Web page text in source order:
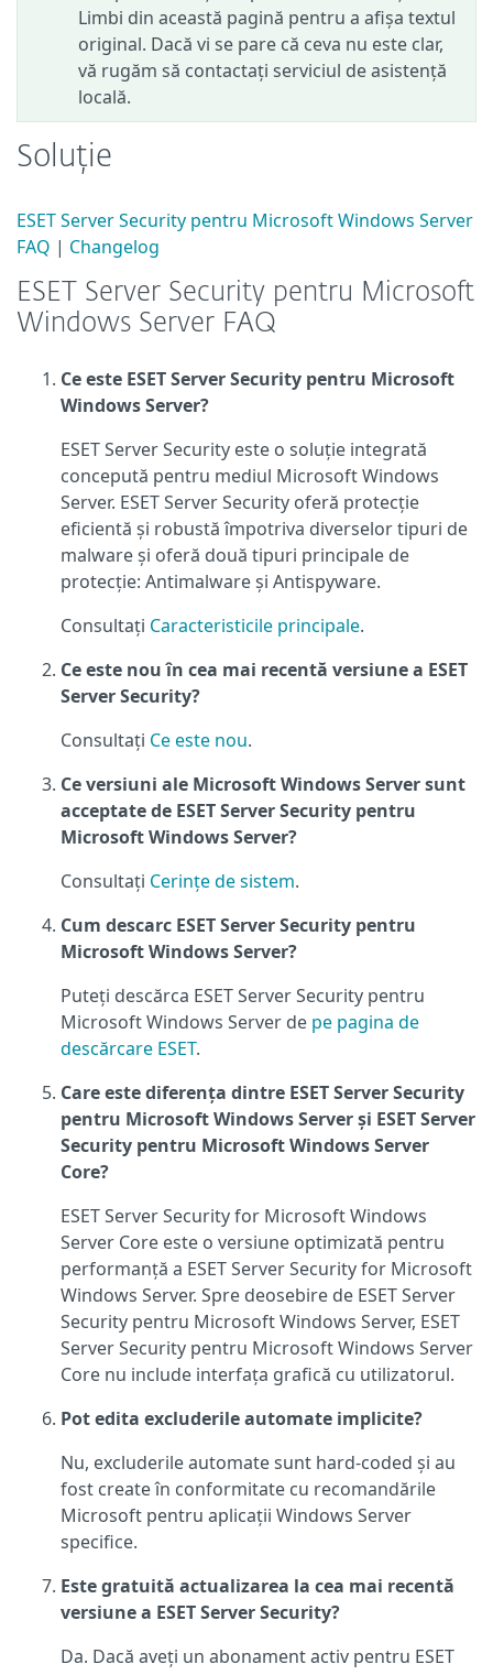
Limbi din această pagină pentru a afișa textul
original. Dacă vi se pare că ceva nu este clar,
vă rugăm să contactați serviciul de asistență
locală.
Soluție
ESET Server Security pentru Microsoft Windows Server
FAQ | Changelog
ESET Server Security pentru Microsoft
Windows Server FAQ
Ce este ESET Server Security pentru Microsoft
Windows Server?
ESET Server Security este o soluție integrată
concepută pentru mediul Microsoft Windows
Server. ESET Server Security oferă protecție
eficientă și robustă împotriva diverselor tipuri de
malware și oferă două tipuri principale de
protecție: Antimalware și Antispyware.
Consultați Caracteristicile principale.
Ce este nou în cea mai recentă versiune a ESET
Server Security?
Consultați Ce este nou.
Ce versiuni ale Microsoft Windows Server sunt
acceptate de ESET Server Security pentru
Microsoft Windows Server?
Consultați Cerințe de sistem.
Cum descarc ESET Server Security pentru
Microsoft Windows Server?
Puteți descărca ESET Server Security pentru
Microsoft Windows Server de pe pagina de
descărcare ESET.
Care este diferența dintre ESET Server Security
pentru Microsoft Windows Server și ESET Server
Security pentru Microsoft Windows Server
Core?
ESET Server Security for Microsoft Windows
Server Core este o versiune optimizată pentru
performanță a ESET Server Security for Microsoft
Windows Server. Spre deosebire de ESET Server
Security pentru Microsoft Windows Server, ESET
Server Security pentru Microsoft Windows Server
Core nu include interfața grafică cu utilizatorul.
Pot edita excluderile automate implicite?
Nu, excluderile automate sunt hard-coded și au
fost create în conformitate cu recomandările
Microsoft pentru aplicații Windows Server
specifice.
Este gratuită actualizarea la cea mai recentă
versiune a ESET Server Security?
Da. Dacă aveți un abonament activ pentru ESET